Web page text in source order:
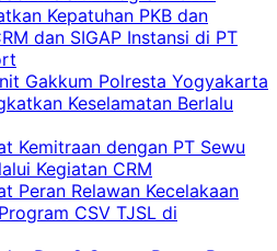
Kepatuhan PKB dan
dan SIGAP Instansi di PT
Gakkum Polresta Yogyakarta
Keselamatan Berlalu
Kemitraan dengan PT Sewu
Kegiatan CRM
Peran Relawan Kecelakaan
CSV TJSL di